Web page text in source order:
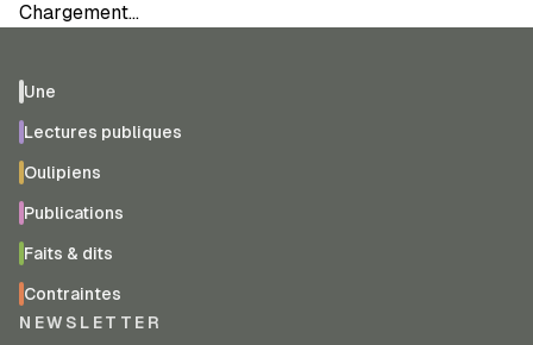
Chargement…
Une
Lectures publiques
Oulipiens
Publications
Faits & dits
Contraintes
NEWSLETTER